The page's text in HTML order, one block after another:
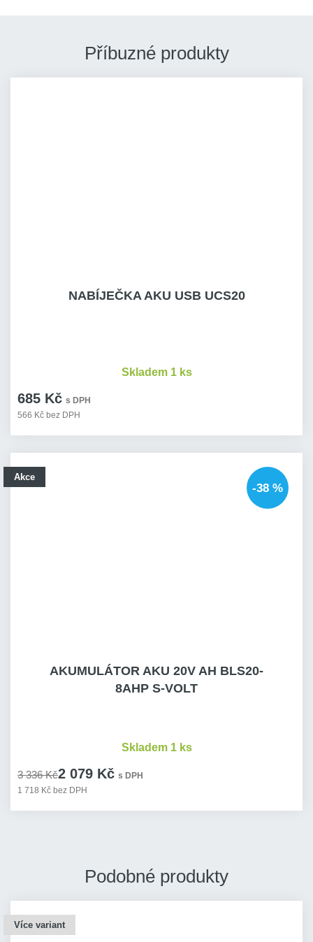
Příbuzné produkty
NABÍJEČKA AKU USB UCS20
685 Kč s DPH
566 Kč bez DPH
Skladem 1 ks
Akce
-38 %
AKUMULÁTOR AKU 20V AH BLS20-
8AHP S-VOLT
3 336 Kč2 079 Kč s DPH
1 718 Kč bez DPH
Skladem 1 ks
Podobné produkty
Více variant